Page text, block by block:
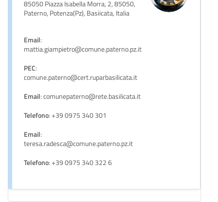
85050 Piazza Isabella Morra, 2, 85050,
Paterno, Potenza(Pz), Basiicata, Italia
Email:
mattia.giampietro@comune.paterno.pz.it
PEC:
comune.paterno@cert.ruparbasilicata.it
Email: comunepaterno@rete.basilicata.it
Telefono: +39 0975 340 301
Email:
teresa.radesca@comune.paterno.pz.it
Telefono: +39 0975 340 322 6